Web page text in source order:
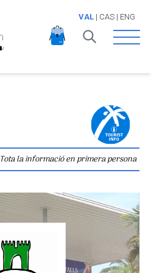
VAL| CAS| ENG
Open
Tota la informació en primera persona